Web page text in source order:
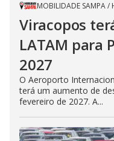
MOBILIDADE SAMPA/
Viracopos
LATAM para
2027
O Aeroporto
terá um aumento de
fevereiro de 2027. A...